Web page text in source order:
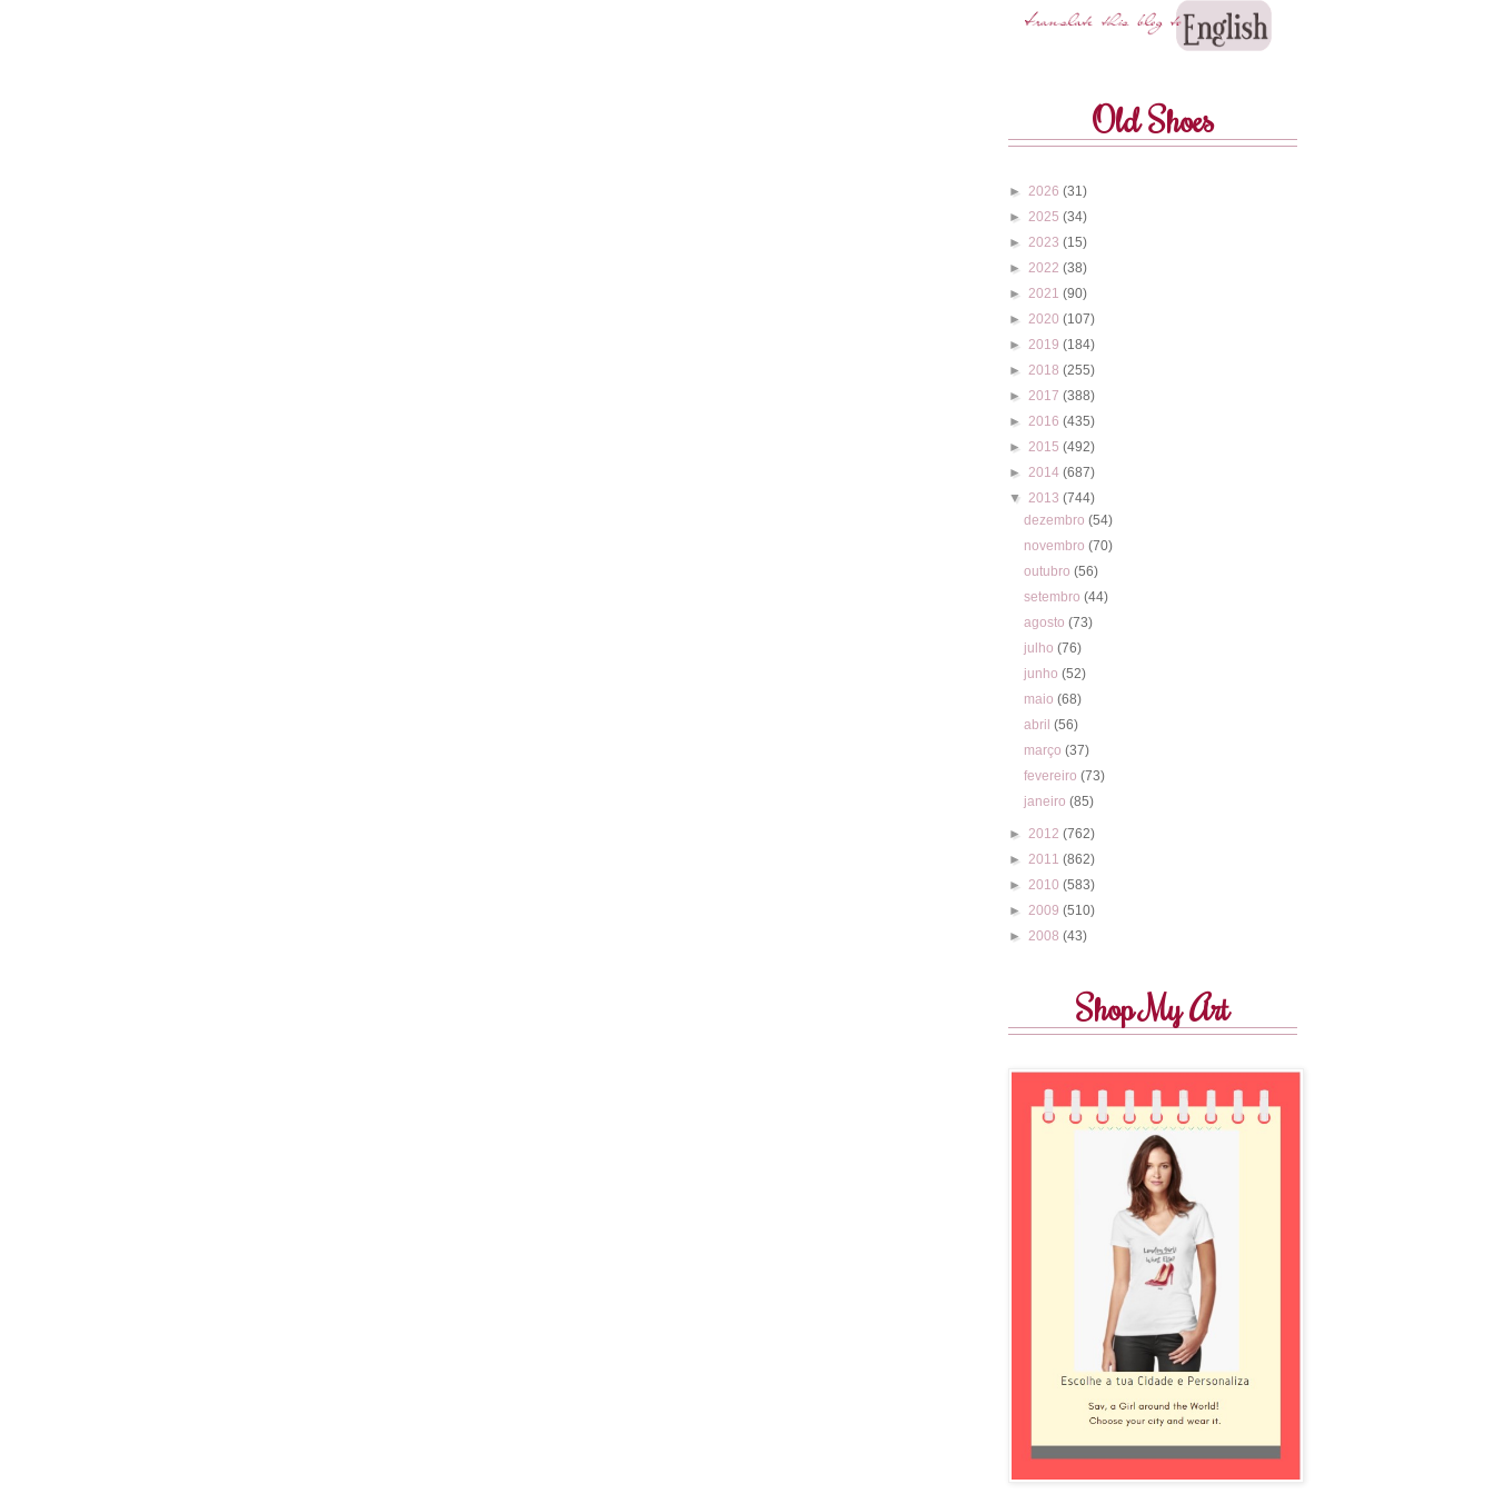
Old Shoes
► 2026 (31)
► 2025 (34)
► 2023 (15)
► 2022 (38)
► 2021 (90)
► 2020 (107)
► 2019 (184)
► 2018 (255)
► 2017 (388)
► 2016 (435)
► 2015 (492)
► 2014 (687)
▼ 2013 (744)
dezembro(54)
novembro(70)
outubro(56)
setembro(44)
agosto(73)
julho(76)
junho(52)
maio(68)
abril(56)
março(37)
fevereiro(73)
janeiro(85)
► 2012 (762)
► 2011 (862)
► 2010 (583)
► 2009 (510)
► 2008 (43)
Shop My Art